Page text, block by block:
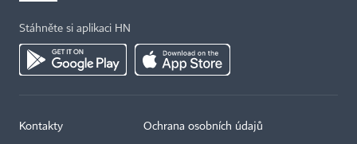
Stáhněte si aplikaci HN
Kontakty Ochrana osobních údajů